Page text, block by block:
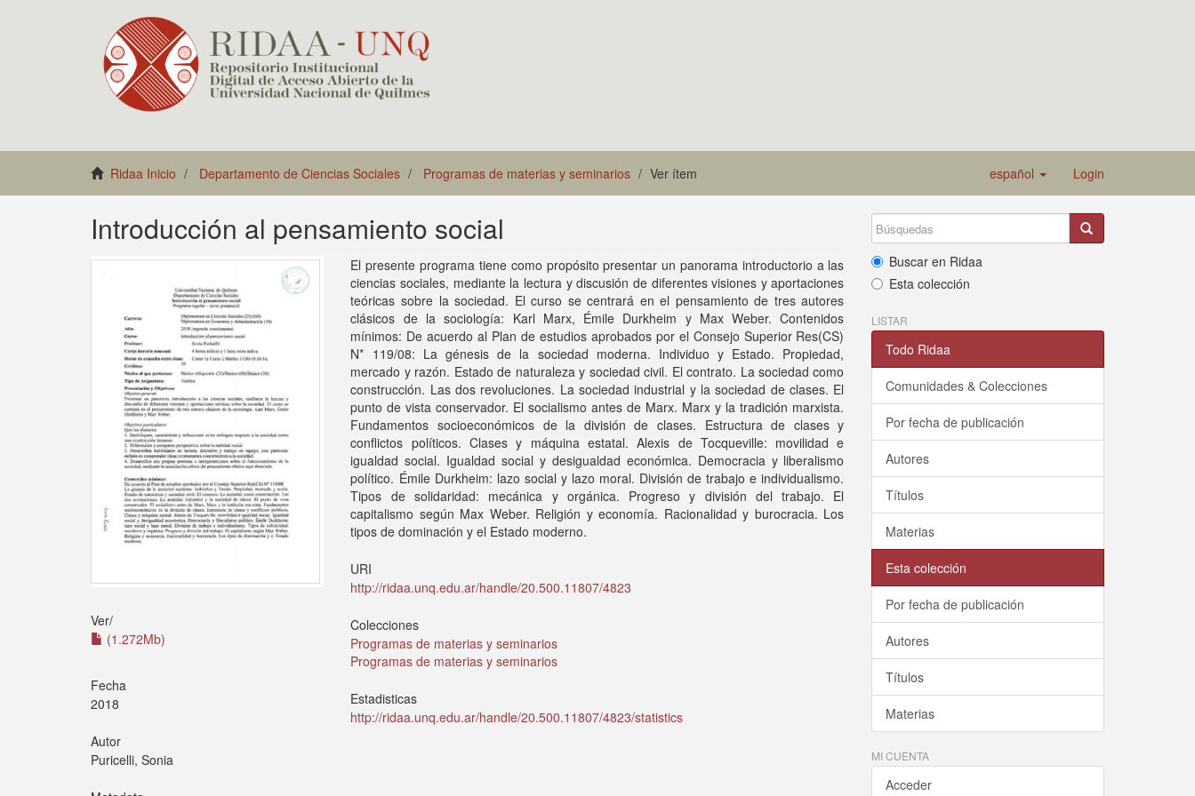
Ridaa Inicio Departamento de Ciencias Sociales Programas de materias y seminarios Ver ítem español Login
Introducción al pensamiento social
Ver/
(1.272Mb)
Fecha
2018
Autor
Puricelli, Sonia
El presente programa tiene como propósito presentar un panorama introductorio a las
ciencias sociales, mediante la lectura y discusión de diferentes visiones y aportaciones
teóricas sobre la sociedad. El curso se centrará en el pensamiento de tres autores
clásicos de la sociología: Karl Marx, Émile Durkheim y Max Weber. Contenidos
mínimos: De acuerdo al Plan de estudios aprobados por el Consejo Superior Res(CS)
N* 119/08: La génesis de la sociedad moderna. Individuo y Estado. Propiedad,
mercado y razón. Estado de naturaleza y sociedad civil. El contrato. La sociedad como
construcción. Las dos revoluciones. La sociedad industrial y la sociedad de clases. El
punto de vista conservador. El socialismo antes de Marx. Marx y la tradición marxista.
Fundamentos socioeconómicos de la división de clases. Estructura de clases y
conflictos políticos. Clases y máquina estatal. Alexis de Tocqueville: movilidad e
igualdad social. Igualdad social y desigualdad económica. Democracia y liberalismo
político. Émile Durkheim: lazo social y lazo moral. División de trabajo e individualismo.
Tipos de solidaridad: mecánica y orgánica. Progreso y división del trabajo. El
capitalismo según Max Weber. Religión y economía. Racionalidad y burocracia. Los
tipos de dominación y el Estado moderno.
URI
http://ridaa.unq.edu.ar/handle/20.500.11807/4823
Colecciones
Programas de materias y seminarios
Programas de materias y seminarios
Estadisticas
http://ridaa.unq.edu.ar/handle/20.500.11807/4823/statistics
Buscar en Ridaa
Esta colección
LISTAR
Todo Ridaa
Comunidades & Colecciones
Por fecha de publicación
Autores
Títulos
Materias
Esta colección
Por fecha de publicación
Autores
Títulos
Materias
MI CUENTA
Acceder